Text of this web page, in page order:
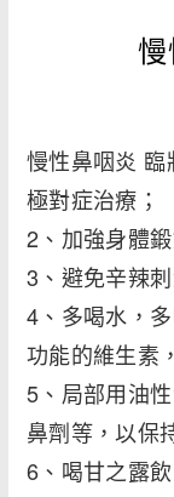
綜合
疾病
慢性鼻咽炎
極對症治療；
2、加強身體
3、避免辛辣
4、多喝水，
功能的維生素
5、局部用油
鼻劑等，以保
6、喝甘之露